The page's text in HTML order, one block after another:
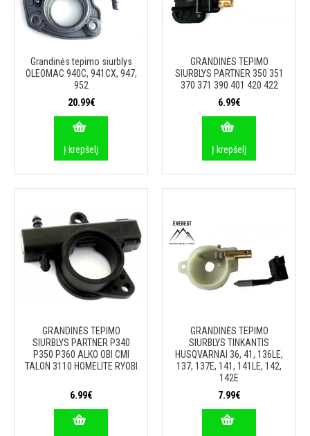
Grandinės tepimo siurblys
OLEOMAC 940C, 941CX, 947,
952
20.99€
Į krepšelį
GRANDINĖS TEPIMO
SIURBLYS PARTNER 350 351
370 371 390 401 420 422
6.99€
Į krepšelį
GRANDINĖS TEPIMO
SIURBLYS PARTNER P340
P350 P360 ALKO OBI CMI
TALON 3110 HOMELITE RYOBI
6.99€
GRANDINĖS TEPIMO
SIURBLYS TINKANTIS
HUSQVARNAI 36, 41, 136LE,
137, 137E, 141, 141LE, 142,
142E
7.99€